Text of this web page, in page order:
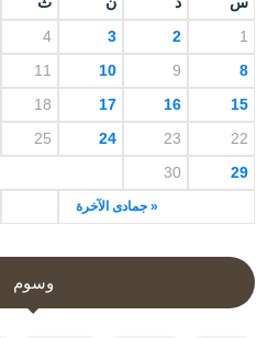
« جمادى الآخرة
1
2
3
4
8
9
10
11
15
16
17
18
22
23
24
25
29
30
وسوم